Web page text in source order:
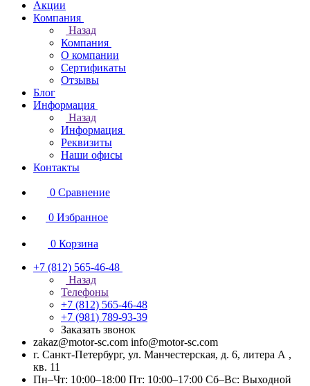
Акции
Компания
Назад
Компания
О компании
Сертификаты
Отзывы
Блог
Информация
Назад
Информация
Реквизиты
Наши офисы
Контакты
0 Сравнение
0 Избранное
0 Корзина
+7 (812) 565-46-48
Назад
Телефоны
+7 (812) 565-46-48
+7 (981) 789-93-39
Заказать звонок
zakaz@motor-sc.com info@motor-sc.com
г. Санкт-Петербург, ул. Манчестерская, д. 6, литера А ,
кв. 11
Пн–Чт: 10:00–18:00 Пт: 10:00–17:00 Сб–Вс: Выходной